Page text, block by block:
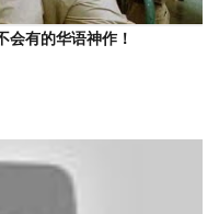
会有的华语神作！